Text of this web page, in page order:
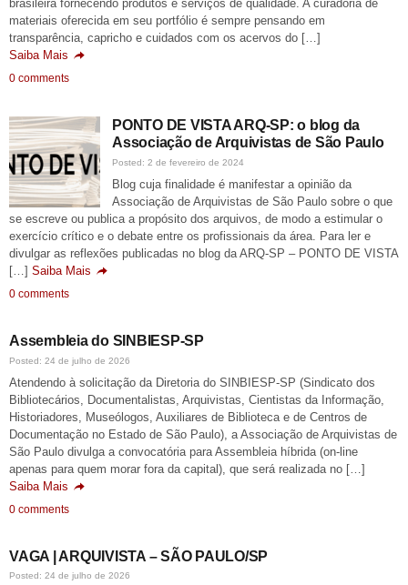
brasileira fornecendo produtos e serviços de qualidade. A curadoria de
materiais oferecida em seu portfólio é sempre pensando em
transparência, capricho e cuidados com os acervos do […]
Saiba Mais
0 comments
PONTO DE VISTA ARQ-SP: o blog da
Associação de Arquivistas de São Paulo
Posted: 2 de fevereiro de 2024
Blog cuja finalidade é manifestar a opinião da
Associação de Arquivistas de São Paulo sobre o que
se escreve ou publica a propósito dos arquivos, de modo a estimular o
exercício crítico e o debate entre os profissionais da área. Para ler e
divulgar as reflexões publicadas no blog da ARQ-SP – PONTO DE VISTA
[…] Saiba Mais
0 comments
Assembleia do SINBIESP-SP
Posted: 24 de julho de 2026
Atendendo à solicitação da Diretoria do SINBIESP-SP (Sindicato dos
Bibliotecários, Documentalistas, Arquivistas, Cientistas da Informação,
Historiadores, Museólogos, Auxiliares de Biblioteca e de Centros de
Documentação no Estado de São Paulo), a Associação de Arquivistas de
São Paulo divulga a convocatória para Assembleia híbrida (on-line
apenas para quem morar fora da capital), que será realizada no […]
Saiba Mais
0 comments
VAGA | ARQUIVISTA – SÃO PAULO/SP
Posted: 24 de julho de 2026